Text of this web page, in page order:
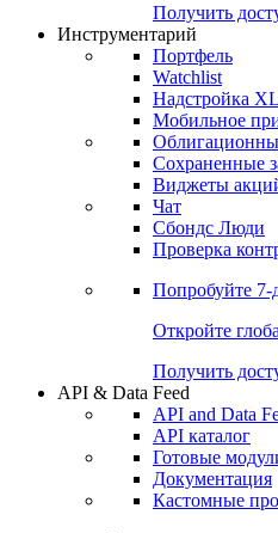
Получить
Инструментарий
Портфель
Watchlist
Надстройка
Мобильное
Сохраненные
Виджеты
Чат
Сбондс Люди
Проверка
Попробуйте 7-
Откройте
Получить
API & Data Feed
API and Data
API каталог
Готовые
Документация
Кастомные